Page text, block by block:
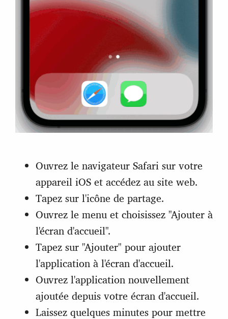
Ouvrez le navigateur Safari sur votre
appareil iOS et accédez au site web.
Tapez sur l'icône de partage.
Ouvrez le menu et choisissez "Ajouter à
l'écran d'accueil".
Tapez sur "Ajouter" pour ajouter
l'application à l'écran d'accueil.
Ouvrez l'application nouvellement
ajoutée depuis votre écran d'accueil.
Laissez quelques minutes pour mettre